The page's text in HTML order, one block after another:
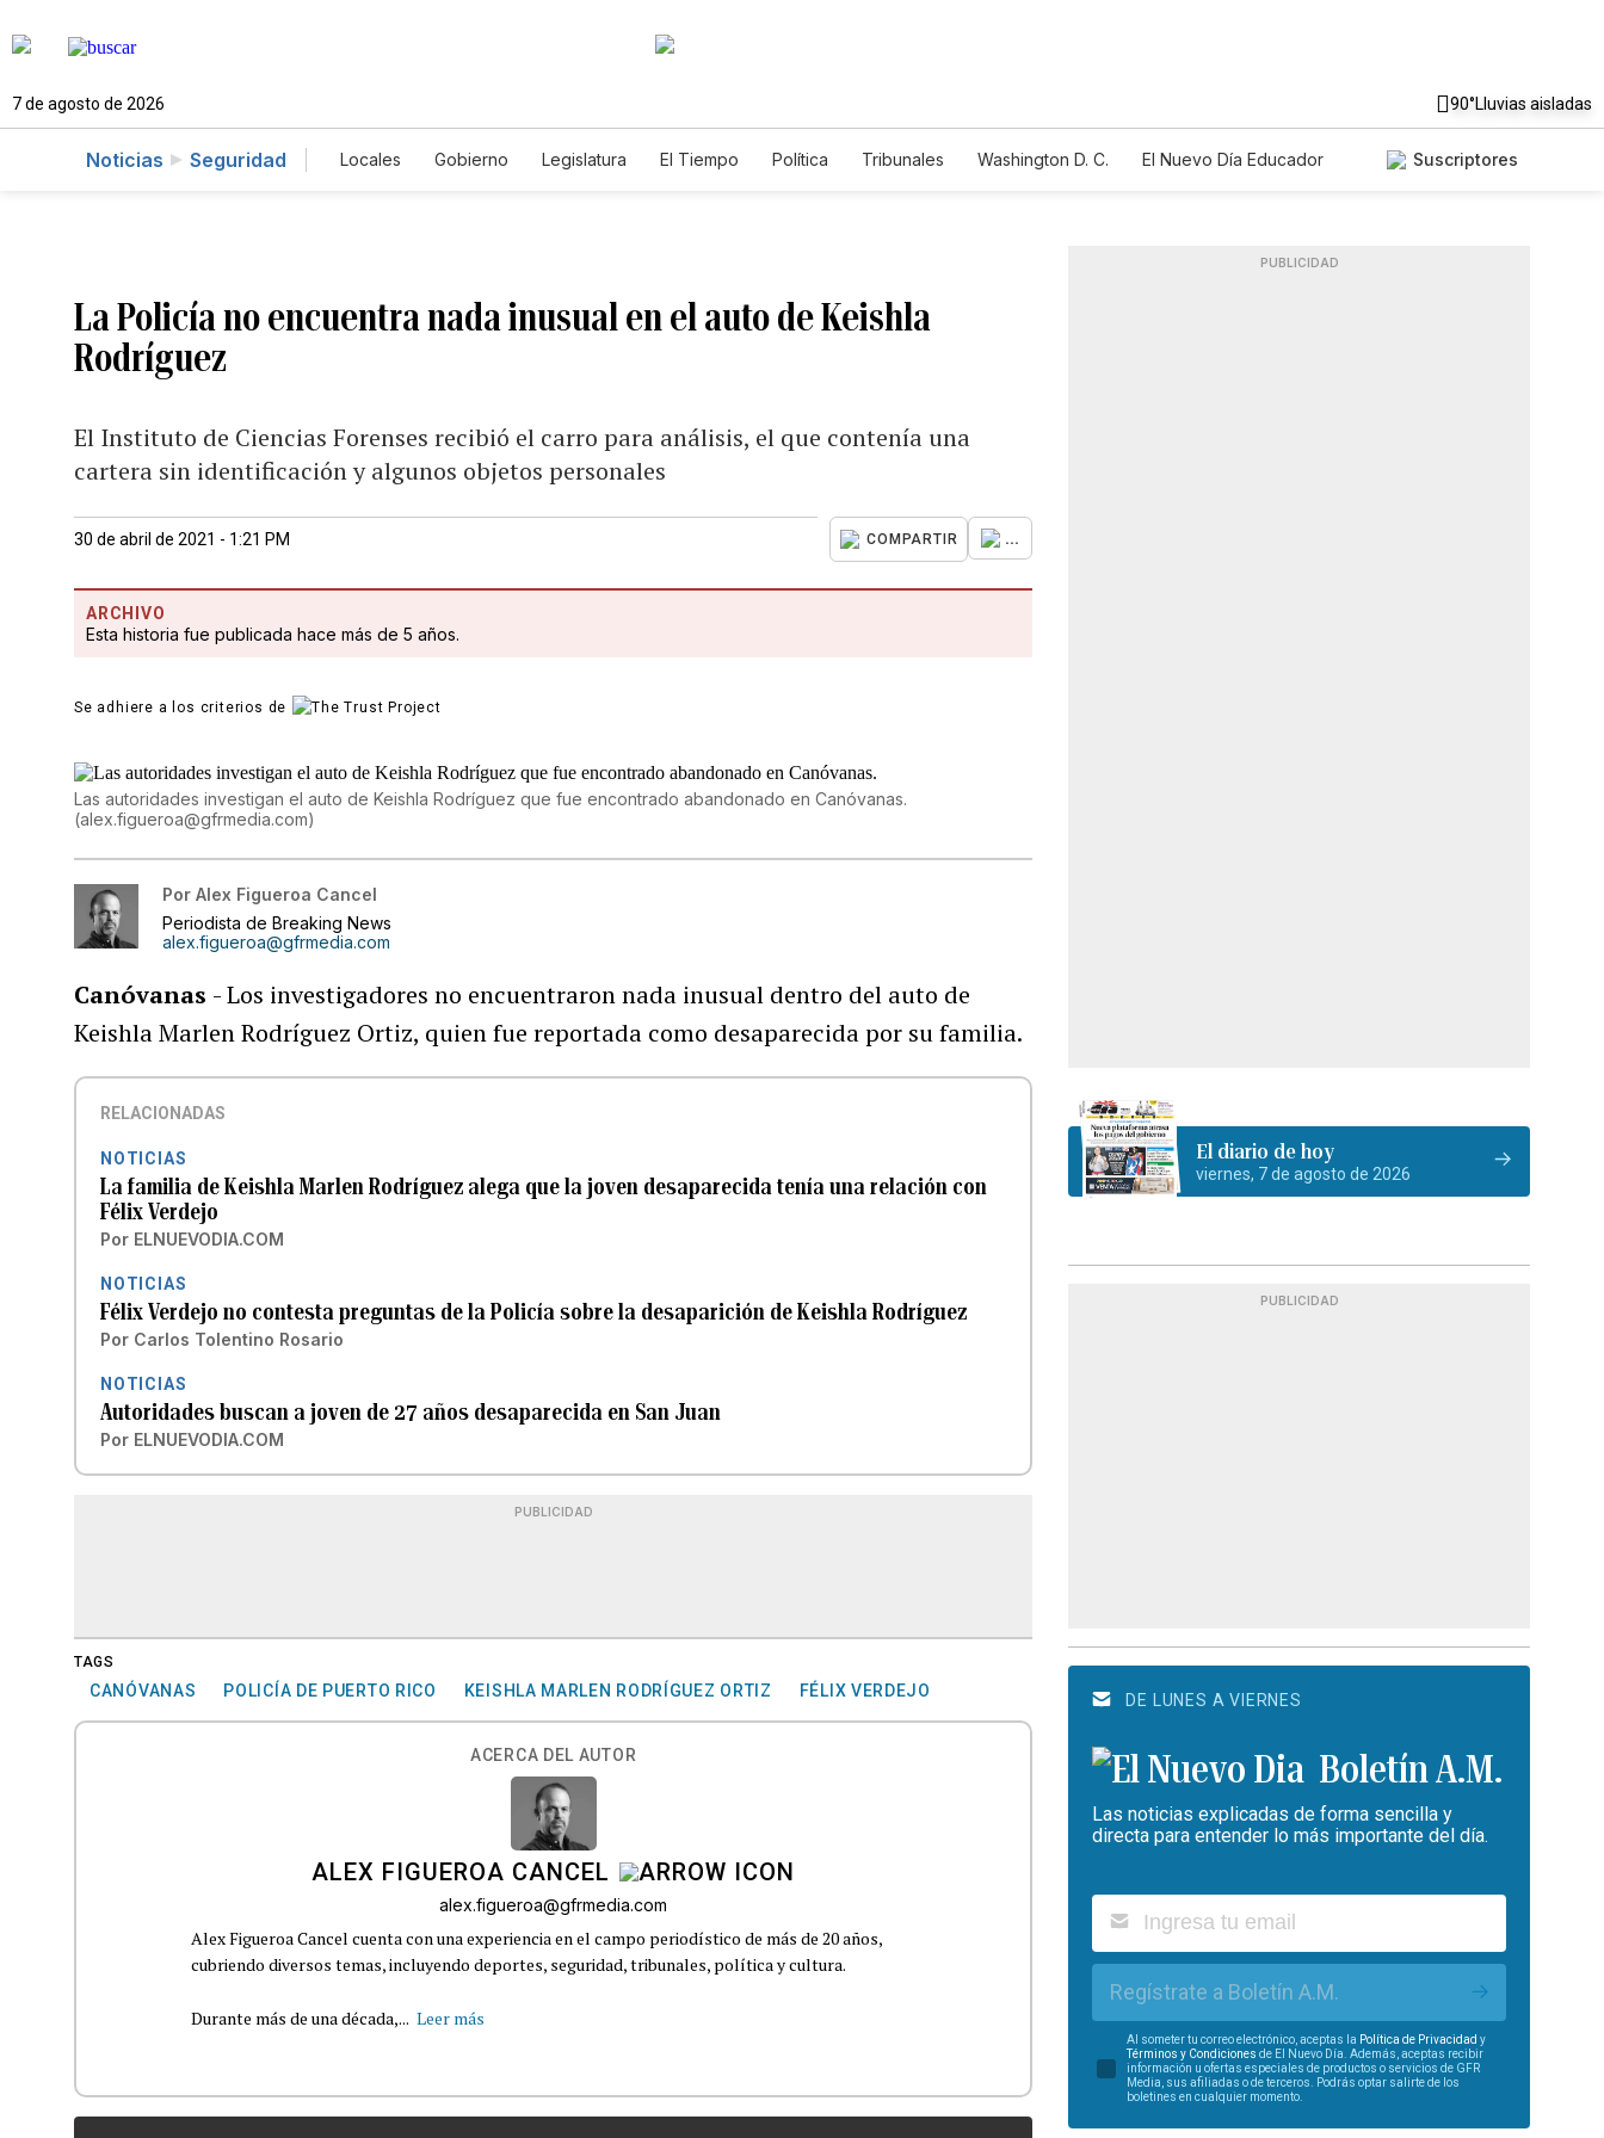
7 de agosto de 2026 90°Lluvias aisladas
Noticias Seguridad Locales Gobierno Legislatura El Tiempo Política Tribunales Washington D. C.
El Nuevo Día Educador
Suscriptores
La Policía no encuentra nada inusual en el auto de Keishla
Rodríguez
El Instituto de Ciencias Forenses recibió el carro para análisis, el que contenía una
cartera sin identificación y algunos objetos personales
30 de abril de 2021 - 1:21 PM COMPARTIR ...
ARCHIVO
Esta historia fue publicada hace más de 5 años.
Se adhiere a los criterios de
Las autoridades investigan el auto de Keishla Rodríguez que fue encontrado abandonado en Canóvanas.
(alex.figueroa@gfrmedia.com)
Por Alex Figueroa Cancel
Periodista de Breaking News
alex.figueroa@gfrmedia.com
Canóvanas - Los investigadores no encuentraron nada inusual dentro del auto de
Keishla Marlen Rodríguez Ortiz, quien fue reportada como desaparecida por su familia.
RELACIONADAS
NOTICIAS
La familia de Keishla Marlen Rodríguez alega que la joven desaparecida tenía una relación con
Félix Verdejo
Por ELNUEVODIA.COM
NOTICIAS
Félix Verdejo no contesta preguntas de la Policía sobre la desaparición de Keishla Rodríguez
Por Carlos Tolentino Rosario
NOTICIAS
Autoridades buscan a joven de 27 años desaparecida en San Juan
Por ELNUEVODIA.COM
PUBLICIDAD
TAGS
CANÓVANAS POLICÍA DE PUERTO RICO KEISHLA MARLEN RODRÍGUEZ ORTIZ FÉLIX VERDEJO
ACERCA DEL AUTOR
ALEX FIGUEROA CANCEL
alex.figueroa@gfrmedia.com
Alex Figueroa Cancel cuenta con una experiencia en el campo periodístico de más de 20 años,
cubriendo diversos temas, incluyendo deportes, seguridad, tribunales, política y cultura.
Durante más de una década,... Leer más
PUBLICIDAD
El diario de hoy
viernes, 7 de agosto de 2026
PUBLICIDAD
DE LUNES A VIERNES
Boletín A.M.
Las noticias explicadas de forma sencilla y
directa para entender lo más importante del día.
Regístrate a Boletín A.M.
Al someter tu correo electrónico, aceptas la Política de Privacidad y
Términos y Condiciones de El Nuevo Día. Además, aceptas recibir
información u ofertas especiales de productos o servicios de GFR
Media, sus afiliadas o de terceros. Podrás optar salirte de los
boletines en cualquier momento.